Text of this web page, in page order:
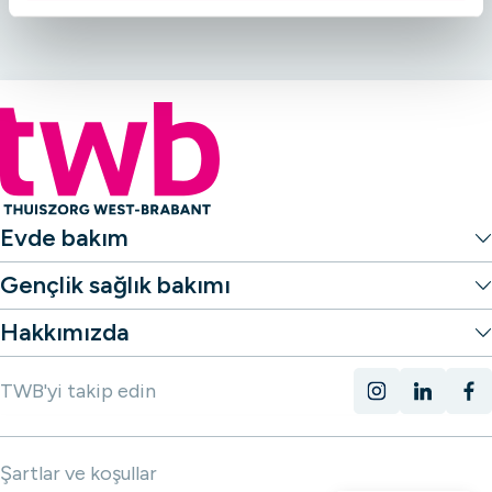
Evde bakım
Gençlik sağlık bakımı
Hakkımızda
TWB'yi takip edin
Şartlar ve koşullar